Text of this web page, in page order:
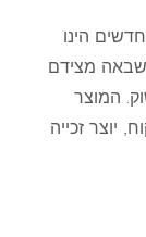
הינו
מצידם
המוצר
יוצר זכייה